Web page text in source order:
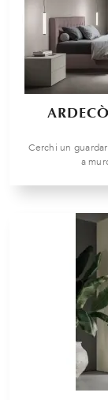
Cerchi un
a